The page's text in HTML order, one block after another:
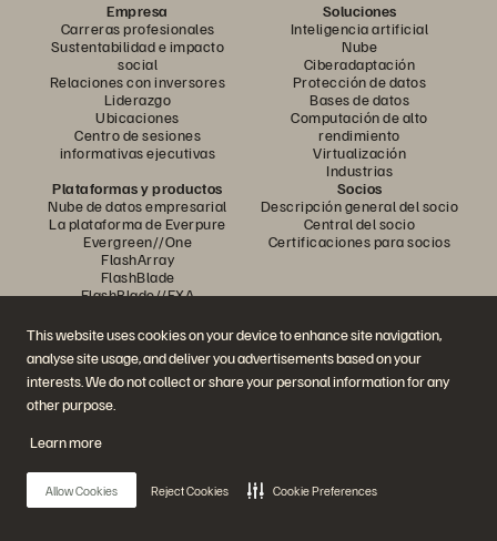
This website uses cookies on your device to enhance site navigation,
analyse site usage, and deliver you advertisements based on your
interests. We do not collect or share your personal information for any
other purpose.
Learn more
Allow Cookies Reject Cookies Cookie Preferences
Empresa
Carreras profesionales
Sustentabilidad e impacto
social
Relaciones con inversores
Liderazgo
Ubicaciones
Centro de sesiones
informativas ejecutivas
Soluciones
Inteligencia artificial
Nube
Ciberadaptación
Protección de datos
Bases de datos
Computación de alto
rendimiento
Virtualización
Industrias
Plataformas y productos
Nube de datos empresarial
La plataforma de Everpure
Evergreen//One
FlashArray
FlashBlade
FlashBlade//EXA
Portworx
Socios
Descripción general del socio
Central del socio
Certificaciones para socios
Demostraciones
Eventos y seminarios web
Anuncios de productos
Historias de clientes
Comunidad de clientes
Artículo sobre conocimiento
Contáctenos
Comuníquese con ventas
Chatee con ventas